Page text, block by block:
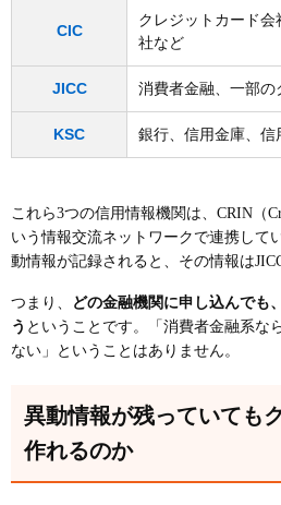
CIC
クレジットカード
社など
JICC 消費者金融、一部
KSC 銀行、信用金庫、信
これら3つの信用情報機関は、CRIN（
いう情報交流ネットワークで連携して
動情報が記録されると、その情報は
つまり、
どの金融機関に申し込んでも
う ということです。「消費者金融系な
ない」ということはありません。
異動情報が残っていても
作れるのか